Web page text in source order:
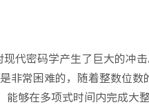
代密码学产生了巨大的冲
常困难的，随着整数位数
够在多项式时间内完成大